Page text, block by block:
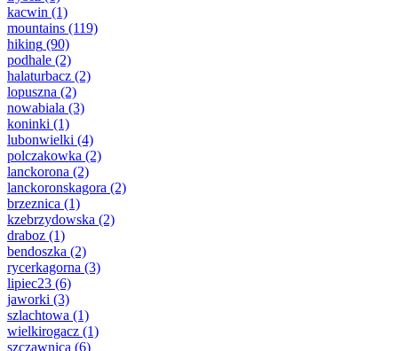
kacwin (1)
mountains (119)
hiking (90)
podhale (2)
halaturbacz (2)
lopuszna (2)
nowabiala (3)
koninki (1)
lubonwielki (4)
polczakowka (2)
lanckorona (2)
lanckoronskagora (2)
brzeznica (1)
kzebrzydowska (2)
draboz (1)
bendoszka (2)
rycerkagorna (3)
lipiec23 (6)
jaworki (3)
szlachtowa (1)
wielkirogacz (1)
szczawnica (6)